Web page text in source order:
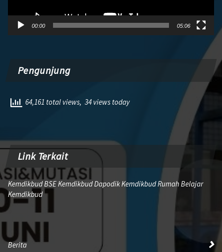
00:00 05:06
Pengunjung
64,161 total views, 34 views today
Link Terkait
Kemdikbud BSE Kemdikbud Dapodik Kemdikbud Rumah Belajar
Kemdikbud
Berita